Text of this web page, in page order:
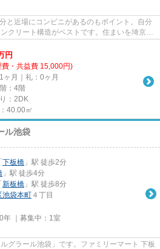
と近場にコンビニがあるのもポイント。自分
クリート構造がベストです。住まいを埼京線
円
費・共益費 15,000円)
ヶ月｜礼：0ヶ月
：4階
：2DK
40.00㎡
ル池袋
下板橋 」駅 徒歩2分
」駅 徒歩4分
新板橋 」駅 徒歩8分
池袋本町 ４丁目
｜募集中： 1室
グラール池袋」です。ファミリーマート 下板